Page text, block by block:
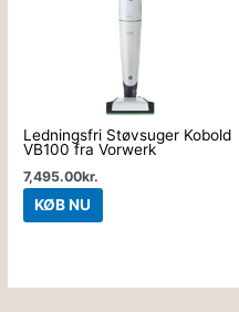
Ledningsfri Støvsuger Kobold
VB100 fra Vorwerk
7,495.00kr.
KØB NU